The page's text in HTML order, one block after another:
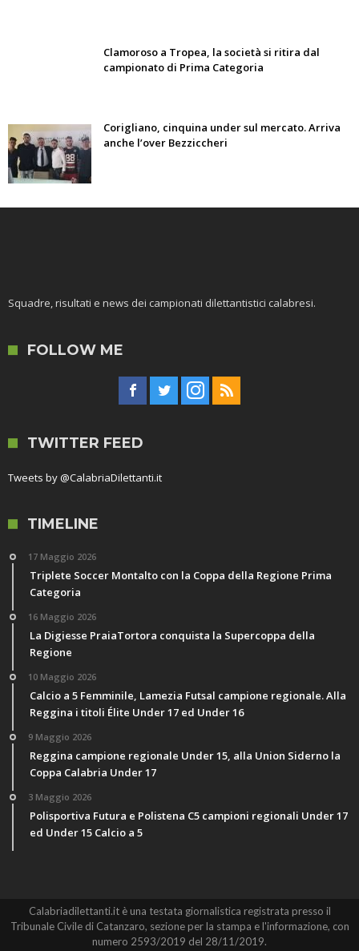
Clamoroso a Tropea, la società si ritira dal
campionato di Prima Categoria
Corigliano, cinquina under sul mercato. Arriva
anche l’over Bezziccheri
Squadre, risultati e news dei campionati dilettantistici calabresi.
FOLLOW ME
TWITTER FEED
Tweets by @CalabriaDilettanti.it
TIMELINE
17 Maggio 2026
Triplete Soccer Montalto con la Coppa della Regione Prima
Categoria
16 Maggio 2026
La Digiesse PraiaTortora conquista la Supercoppa della
Regione
10 Maggio 2026
Calcio a 5 Femminile, Lamezia Futsal campione regionale. Alla
Reggina i titoli Élite Under 17 ed Under 16
9 Maggio 2026
Reggina campione regionale Under 15, alla Union Siderno la
Coppa Calabria Under 17
3 Maggio 2026
Polisportiva Futura e Polistena C5 campioni regionali Under 17
ed Under 15 Calcio a 5
Calabriadilettanti.it è una testata giornalistica registrata presso il
Tribunale Civile di Catanzaro, sezione per la stampa e l'informazione, con
numero 2593/2019 del 28/11/2019.